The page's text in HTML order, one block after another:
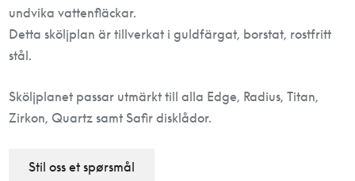
undvika vattenfläckar.
Detta sköljplan är tillverkat i guldfärgat, borstat, rostfritt
stål.
Sköljplanet passar utmärkt till alla Edge, Radius, Titan,
Zirkon, Quartz samt Safir disklådor.
Stil oss et spørsmål